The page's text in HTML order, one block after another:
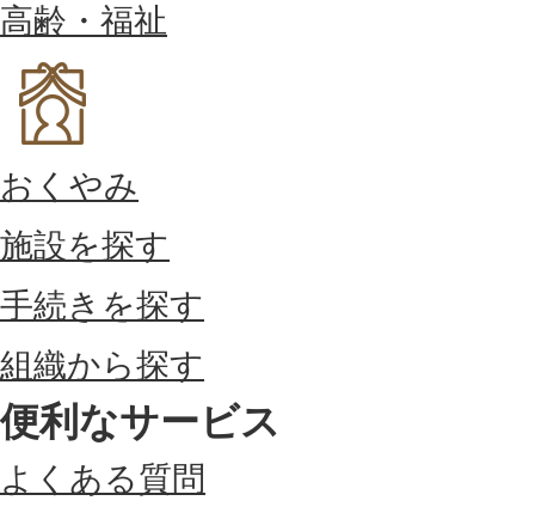
高齢・福祉
おくやみ
施設を探す
手続きを探す
組織から探す
便利なサービス
よくある質問